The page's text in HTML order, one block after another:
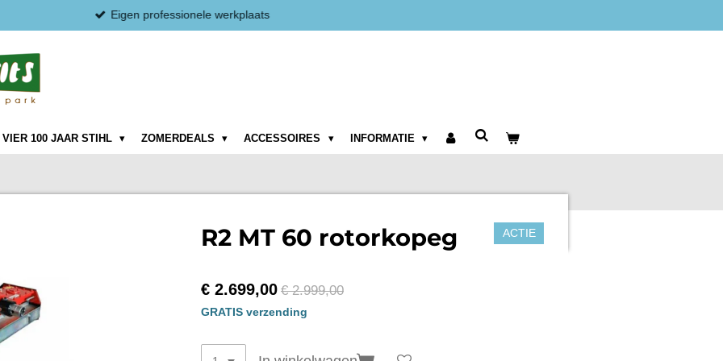
Eigen professionele werkplaats
VIER 100 JAAR STIHL ZOMERDEALS ACCESSOIRES INFORMATIE
R2 MT 60 rotorkopeg ACTIE
€ 2.699,00 € 2.999,00
GRATIS verzending